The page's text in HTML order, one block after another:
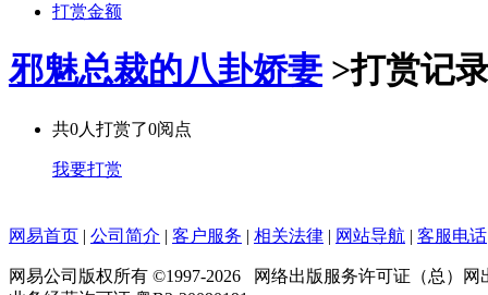
打赏金额
邪魅总裁的八卦娇妻 >打赏记
共0人打赏了0阅点
我要打赏
网易首页 | 公司简介 | 客户服务 | 相关法律 | 网站导航 | 客服电话
网易公司版权所有 ©1997-2026 网络出版服务许可证（总）网